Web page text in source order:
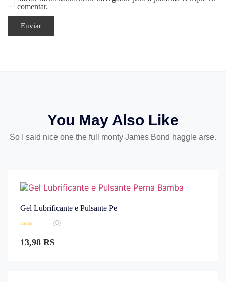
comentar.
You May Also Like
So I said nice one the full monty James Bond haggle arse.
Gel Lubrificante e Pulsante Pe
0
de
(0)
13,98 R$